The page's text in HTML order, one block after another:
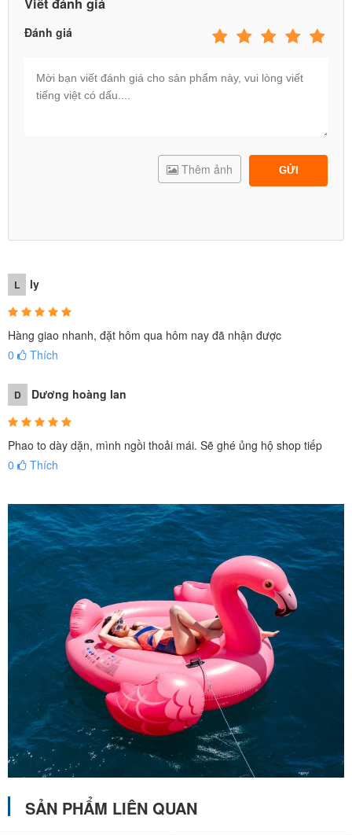
Đánh giá
GỬI
Thêm ảnh
L ly
Hàng giao nhanh, đặt hôm qua hôm nay đã nhận được
0
Thích
D Dương hoàng lan
Phao to dày dặn, mình ngồi thoải mái. Sẽ ghé ủng hộ shop tiếp
0
Thích
SẢN PHẨM LIÊN QUAN